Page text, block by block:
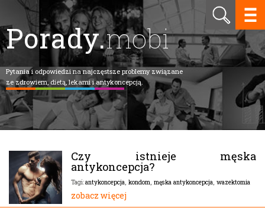
Porady.mobi
Pytania i odpowiedzi na najczęstsze problemy związane
ze zdrowiem, dietą, lekami i antykoncepcją.
Czy istnieje męska
antykoncepcja?
Tagi:antykoncepcja, kondom, męska antykoncepcja, wazektomia
zobacz więcej